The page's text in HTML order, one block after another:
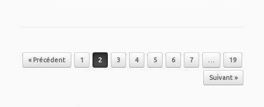
Post navigation
« Précédent 1 2 3 4 5 6 7 … 19
Suivant »